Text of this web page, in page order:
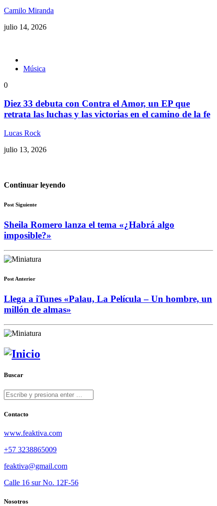
Camilo Miranda
julio 14, 2026
Música
0
Diez 33 debuta con Contra el Amor, un EP que
retrata las luchas y las victorias en el camino de la fe
Lucas Rock
julio 13, 2026
Continuar leyendo
Post Siguiente
Sheila Romero lanza el tema «¿Habrá algo
imposible?»
Post Anterior
Llega a iTunes «Palau, La Película – Un hombre, un
millón de almas»
Buscar
Contacto
www.feaktiva.com
+57 3238865009
feaktiva@gmail.com
Calle 16 sur No. 12F-56
Nosotros